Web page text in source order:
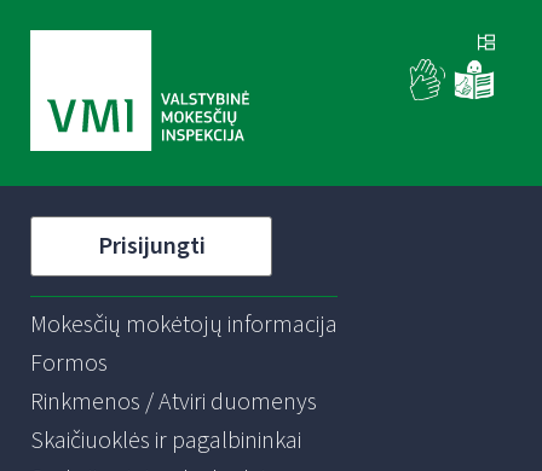
Prisijungti
Mokesčių mokėtojų informacija
Formos
Rinkmenos / Atviri duomenys
Skaičiuoklės ir pagalbininkai